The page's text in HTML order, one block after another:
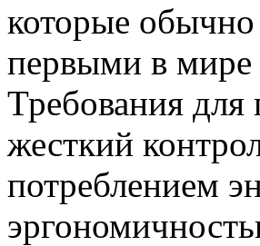
которые
первыми в мире
Требования
жесткий
потреблением